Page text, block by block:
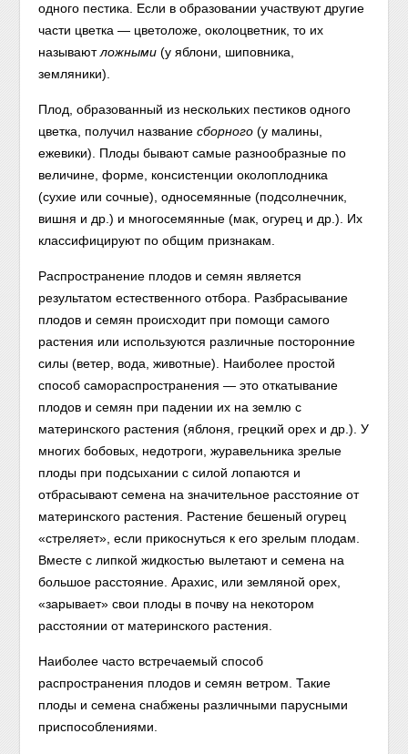
одного пестика. Если в образовании участвуют другие
части цветка — цветоложе, околоцветник, то их
называютложными (у яблони, шиповника,
земляники).
Плод, образованный из нескольких пестиков одного
цветка, получил названиесборного (у малины,
ежевики). Плоды бывают самые разнообразные по
величине, форме, консистенции околоплодника
(сухие или сочные), односемянные (подсолнечник,
вишня и др.) и многосемянные (мак, огурец и др.). Их
классифицируют по общим признакам.
Распространение плодов и семян является
результатом естественного отбора. Разбрасывание
плодов и семян происходит при помощи самого
растения или используются различные посторонние
силы (ветер, вода, животные). Наиболее простой
способ самораспространения — это откатывание
плодов и семян при падении их на землю с
материнского растения (яблоня, грецкий орех и др.). У
многих бобовых, недотроги, журавельника зрелые
плоды при подсыхании с силой лопаются и
отбрасывают семена на значительное расстояние от
материнского растения. Растение бешеный огурец
«стреляет», если прикоснуться к его зрелым плодам.
Вместе с липкой жидкостью вылетают и семена на
большое расстояние. Арахис, или земляной орех,
«зарывает» свои плоды в почву на некотором
расстоянии от материнского растения.
Наиболее часто встречаемый способ
распространения плодов и семян ветром. Такие
плоды и семена снабжены различными парусными
приспособлениями.